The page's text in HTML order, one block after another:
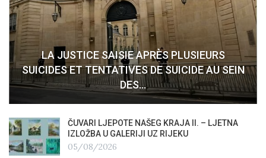
LA JUSTICE SAISIE APRÈS PLUSIEURS
SUICIDES ET TENTATIVES DE SUICIDE AU SEIN
DES…
ČUVARI LJEPOTE NAŠEG KRAJA II. – LJETNA
IZLOŽBA U GALERIJI UZ RIJEKU
05/08/2026